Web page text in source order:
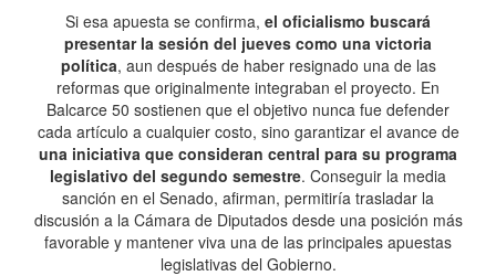
Si esa apuesta se confirma, el oficialismo buscará
presentar la sesión del jueves como una victoria
política, aun después de haber resignado una de las
reformas que originalmente integraban el proyecto. En
Balcarce 50 sostienen que el objetivo nunca fue defender
cada artículo a cualquier costo, sino garantizar el avance de
una iniciativa que consideran central para su programa
legislativo del segundo semestre. Conseguir la media
sanción en el Senado, afirman, permitiría trasladar la
discusión a la Cámara de Diputados desde una posición más
favorable y mantener viva una de las principales apuestas
legislativas del Gobierno.